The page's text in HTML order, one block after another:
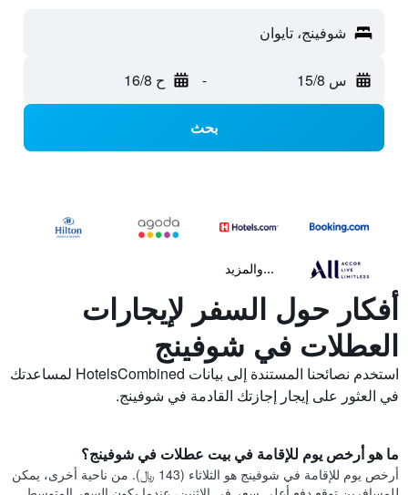
شوفينج، تايوان
س 15/8 - ح 16/8
بحث
...والمزيد
أفكار حول السفر لإيجارات
العطلات في شوفينج
استخدم نصائحنا المستندة إلى بيانات HotelsCombined لمساعدتك
في العثور على إيجار إجازتك القادمة في شوفينج.
ما هو أرخص يوم للإقامة في بيت عطلات في شوفينج؟
أرخص يوم للإقامة في شوفينج هو الثلاثاء (143 ﷼). من ناحية أخرى، يمكن